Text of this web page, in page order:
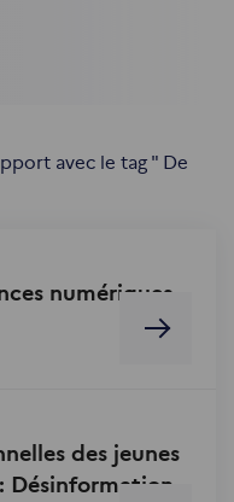
avec le tag " De
numériques
des jeunes
Désinformation